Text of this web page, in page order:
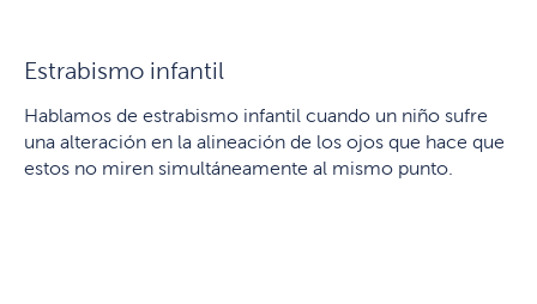
Estrabismo infantil
Hablamos de estrabismo infantil cuando un niño sufre
una alteración en la alineación de los ojos que hace que
estos no miren simultáneamente al mismo punto.